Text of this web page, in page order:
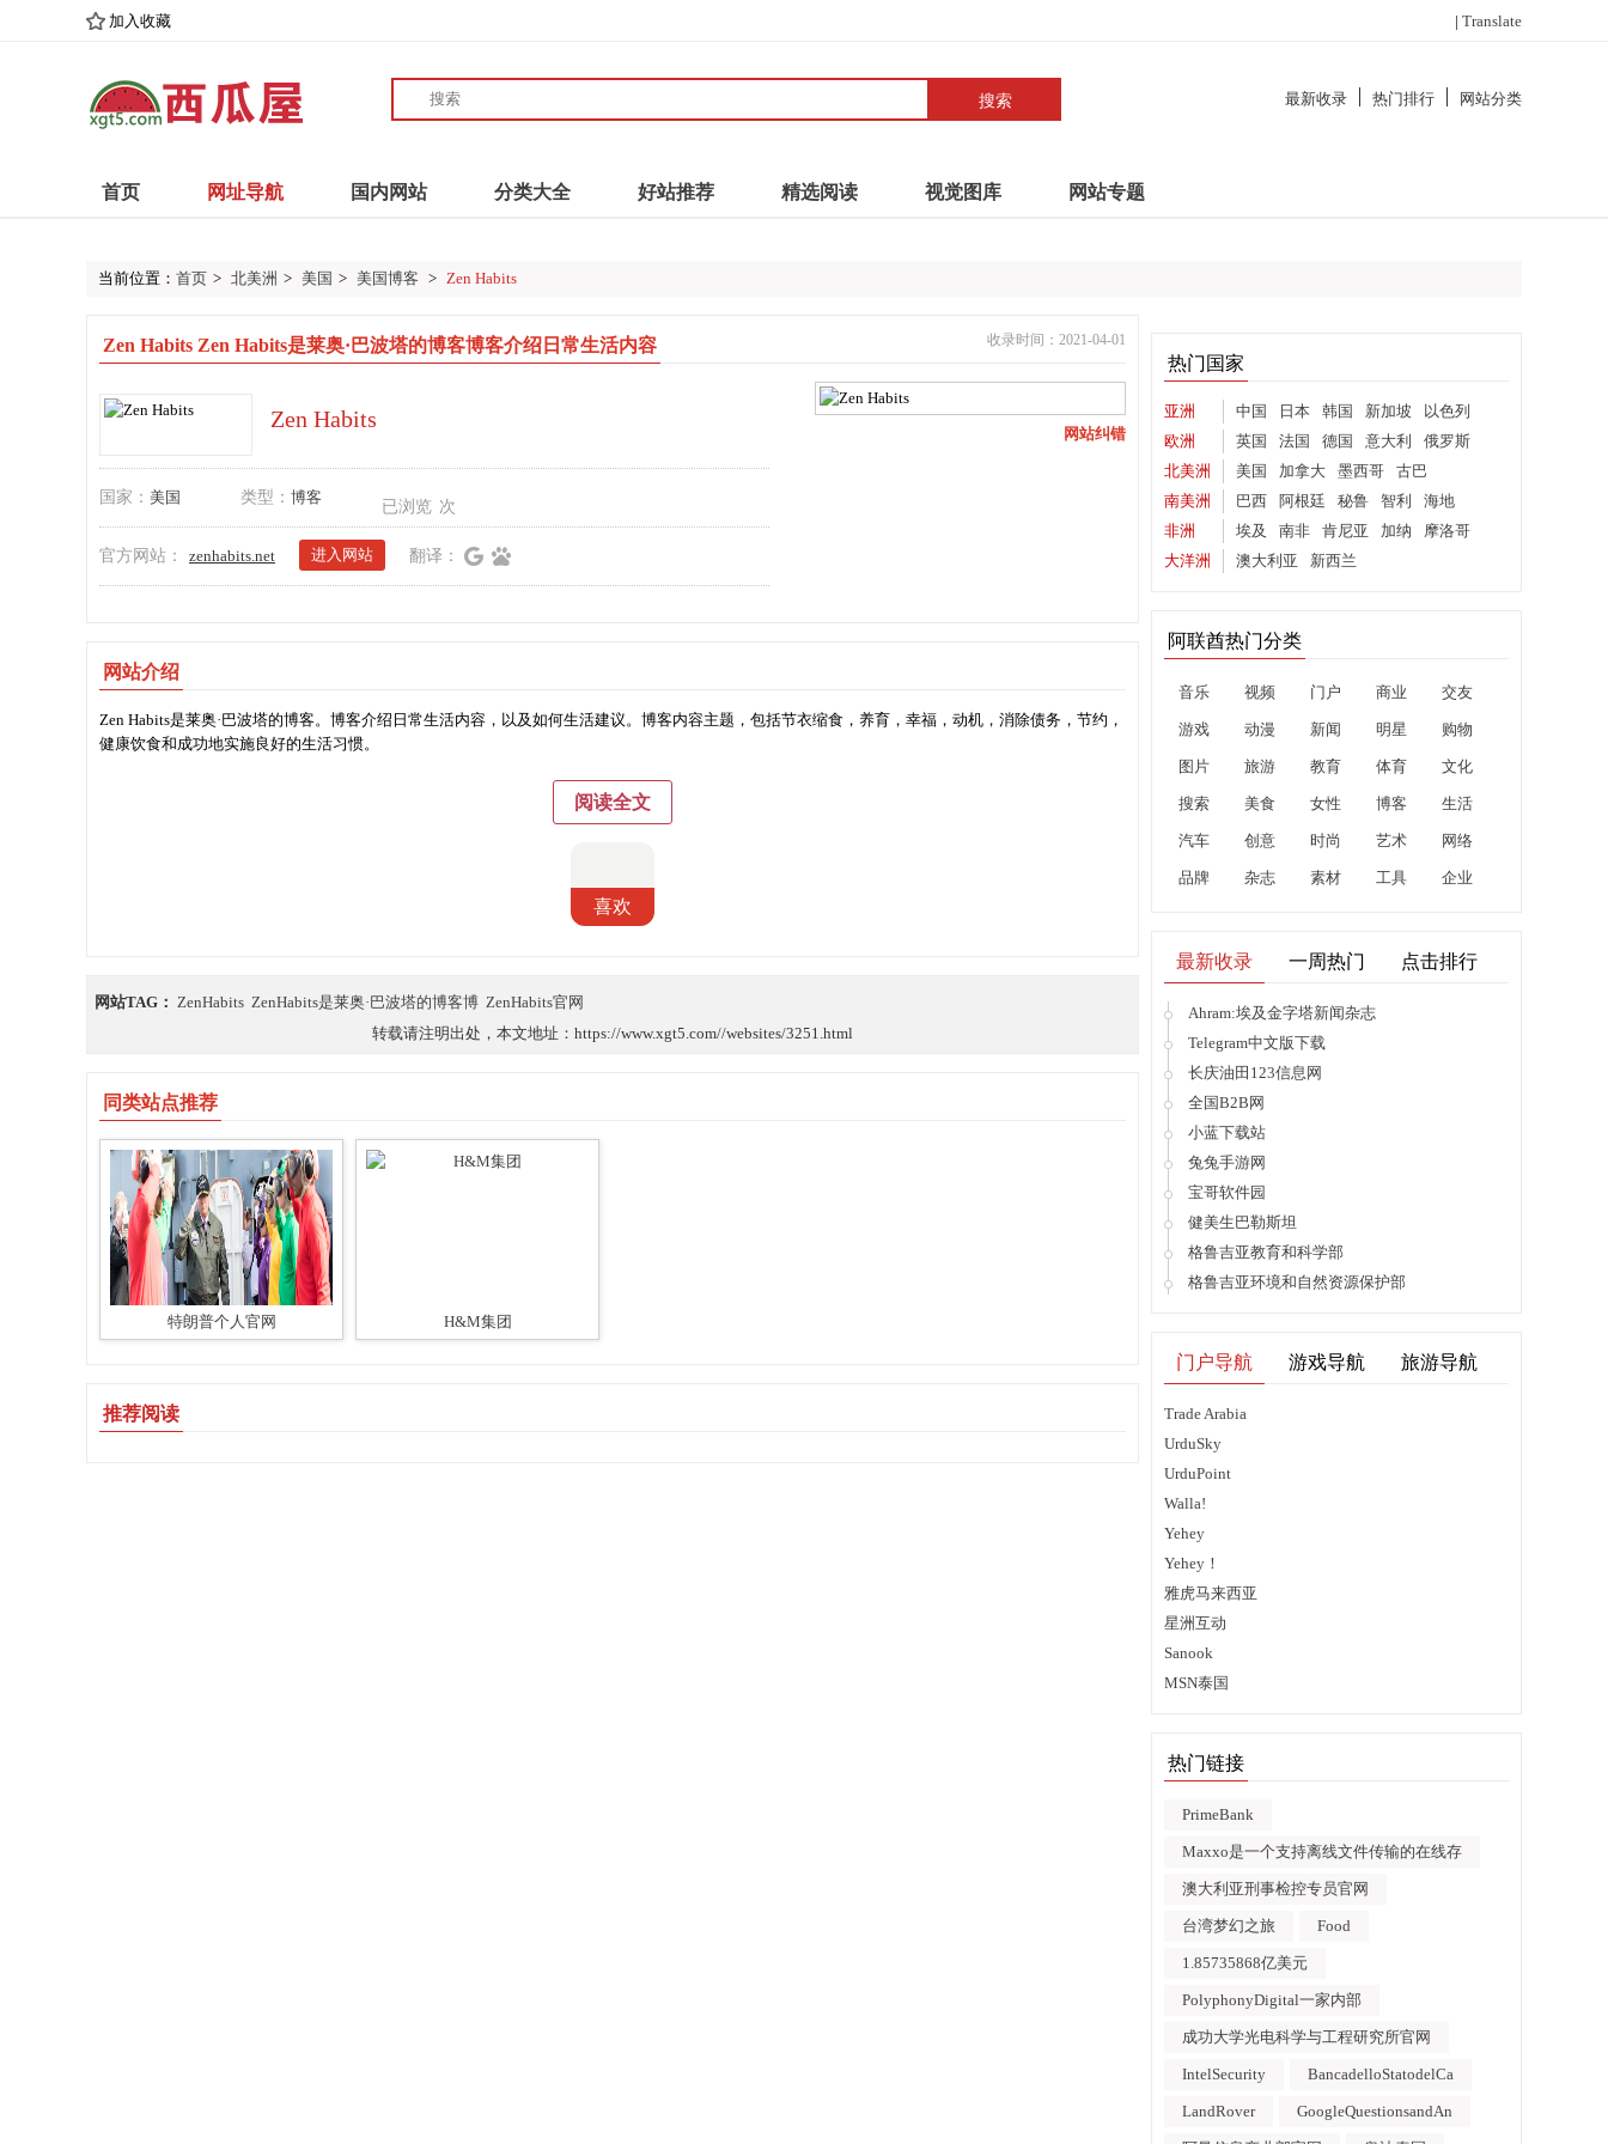
加入收藏 | Translate
搜索 最新收录 热门排行 网站分类
首页 网址导航 国内网站 分类大全 好站推荐 精选阅读 视觉图库 网站专题
当前位置： 首页 > 北美洲 > 美国 > 美国博客 > Zen Habits
Zen Habits Zen Habits是莱奥·巴波塔的博客博客介绍日常生活内容 收录时间：2021-04-01
Zen Habits
国家： 美国 类型： 博客
已浏览 次
官方网站： zenhabits.net 进入网站 翻译：
网站纠错
网站介绍
Zen Habits是莱奥·巴波塔的博客。博客介绍日常生活内容，以及如何生活建议。博客内容主题，包括节衣缩食，养育，幸福，动机，消除债务，节约，
健康饮食和成功地实施良好的生活习惯。
阅读全文
喜欢
网站TAG： ZenHabits ZenHabits是莱奥·巴波塔的博客博 ZenHabits官网
转载请注明出处，本文地址：https://www.xgt5.com//websites/3251.html
同类站点推荐
特朗普个人官网 H&M集团
推荐阅读
热门国家
亚洲 中国 日本 韩国 新加坡
以色列
欧洲
英国 法国 德国 意大利
俄罗斯
北美洲
美国 加拿大 墨西哥
古巴
南美洲
巴西 阿根廷 秘鲁 智利
海地
非洲
埃及 南非 肯尼亚 加纳
摩洛哥
大洋洲
澳大利亚 新西兰
阿联酋热门分类
音乐 视频 门户 商业 交友
游戏 动漫 新闻 明星 购物
图片 旅游 教育 体育 文化
搜索 美食 女性 博客 生活
汽车 创意 时尚 艺术 网络
品牌 杂志 素材 工具 企业
最新收录 一周热门 点击排行
Ahram:埃及金字塔新闻杂志
Telegram中文版下载
长庆油田123信息网
全国B2B网
小蓝下载站
兔兔手游网
宝哥软件园
健美生巴勒斯坦
格鲁吉亚教育和科学部
格鲁吉亚环境和自然资源保护部
门户导航 游戏导航 旅游导航
Trade Arabia
UrduSky
UrduPoint
Walla!
Yehey
Yehey！
雅虎马来西亚
星洲互动
Sanook
MSN泰国
热门链接
PrimeBank
Maxxo是一个支持离线文件传输的在线存
澳大利亚刑事检控专员官网
台湾梦幻之旅 Food
1.85735868亿美元
PolyphonyDigital一家内部
成功大学光电科学与工程研究所官网
IntelSecurity BancadelloStatodelCa
LandRover GoogleQuestionsandAn